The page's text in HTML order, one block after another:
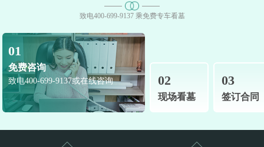
致电400-699-9137 乘免费专车看墓
01
免费咨询
致电400-699-9137或在线咨询 02
现场看墓
03
签订合同